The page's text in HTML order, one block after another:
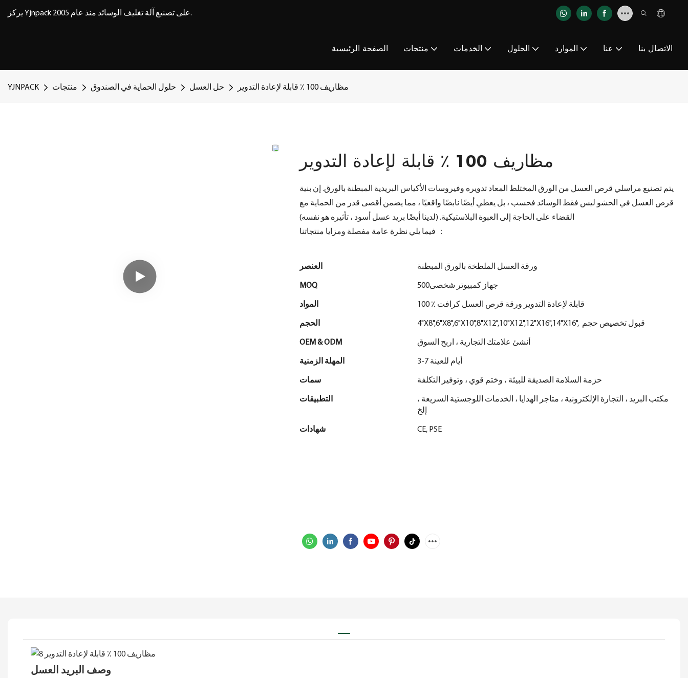
يركز Yjnpack على تصنيع آلة تغليف الوسائد منذ عام 2005.
الصفحة الرئيسية منتجات الخدمات الحلول الموارد عنا الاتصال بنا
YJNPACK منتجات حلول الحماية في الصندوق حل العسل مظاريف 100 ٪ قابلة لإعادة التدوير
مظاريف 100 ٪ قابلة لإعادة التدوير
يتم تصنيع مراسلي قرص العسل من الورق المختلط المعاد تدويره وفيروسات الأكياس البريدية المبطنة بالورق. إن بنية
قرص العسل في الحشو ليس فقط الوسائد فحسب ، بل يعطي أيضًا نابضًا واقعيًا ، مما يضمن أقصى قدر من الحماية مع
القضاء على الحاجة إلى العبوة البلاستيكية. (لدينا أيضًا بريد عسل أسود ، تأثيره هو نفسه)
فيما يلي نظرة عامة مفصلة ومزايا منتجاتنا ：
ورقة العسل الملطخة بالورق المبطنة
MOQ جهاز كمبيوتر شخصى500
المواد 100 ٪ قابلة لإعادة التدوير ورقة قرص العسل كرافت
الحجم 4"X8",6"X8",6"X10",8"X12",10"X12",12"X16",14"X16", قبول تخصيص حجم
OEM & ODM أنشئ علامتك التجارية ، اربح السوق
المهلة الزمنية 3-7 أيام للعينة
سمات حزمة السلامة الصديقة للبيئة ، وختم قوي ، وتوفير التكلفة
التطبيقات
مكتب البريد ، التجارة الإلكترونية ، متاجر الهدايا ، الخدمات اللوجستية السريعة ،
إلخ
شهادات CE, PSE
وصف البريد العسل